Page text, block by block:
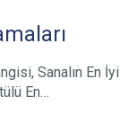
Sanalın En İyi
En…